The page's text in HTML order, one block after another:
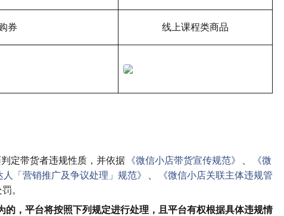
券 线上课程类商品
定带货者违规性质，并依据 《微信小店带货宣传规范》
《微
人「营销推广及争议处理」规范》
《微信小店关联主体违规管
。
的，平台将按照下列规定进行处理，且平台有权根据具体违规情